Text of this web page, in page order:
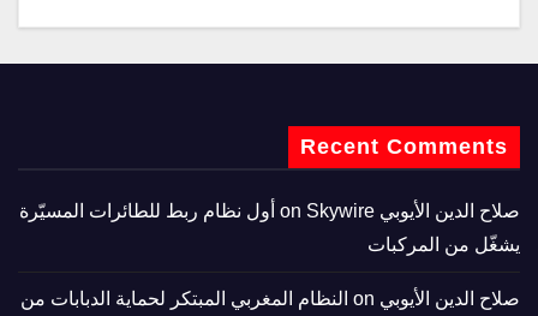
Recent Comments
صلاح الدين الأيوبي
Skywire أول نظام ربط للطائرات المسيّرة
يشغّل من المركبات
صلاح الدين الأيوبي
النظام المغربي المبتكر لحماية الدبابات من